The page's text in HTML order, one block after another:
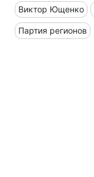
Виктор Ющенко
Партия регионов